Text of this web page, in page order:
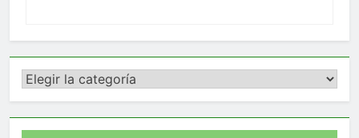
Categorías